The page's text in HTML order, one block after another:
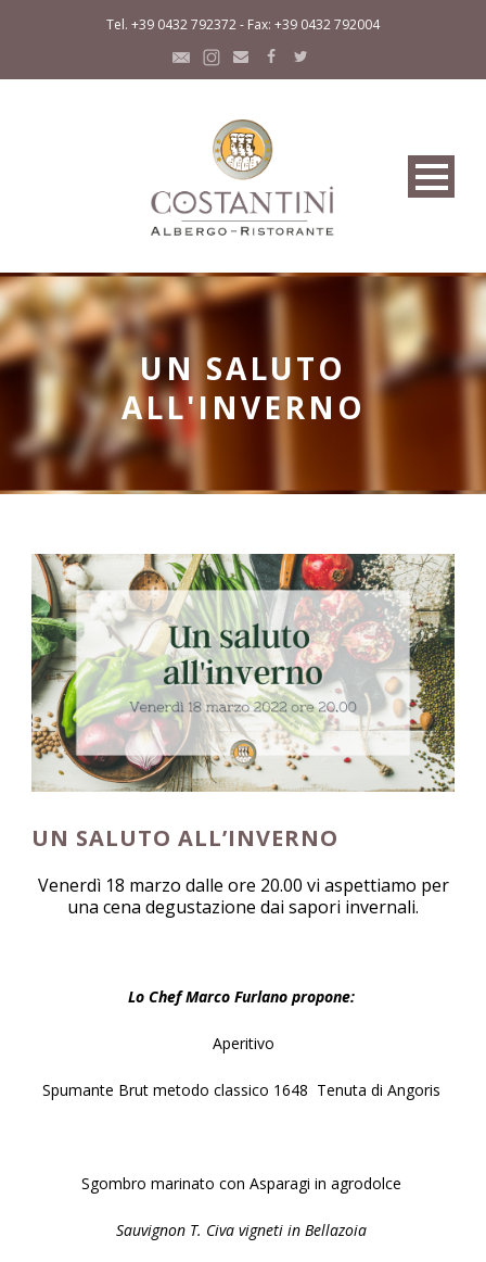
Tel. +39 0432 792372 - Fax: +39 0432 792004
UN SALUTO
ALL'INVERNO
UN SALUTO ALL’INVERNO
Venerdì 18 marzo dalle ore 20.00 vi aspettiamo per
una cena degustazione dai sapori invernali.
Lo Chef Marco Furlano propone:
Aperitivo
Spumante Brut metodo classico 1648 Tenuta di Angoris
Sgombro marinato con Asparagi in agrodolce
Sauvignon T. Civa vigneti in Bellazoia